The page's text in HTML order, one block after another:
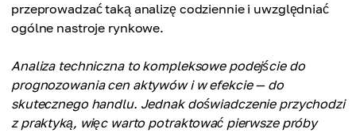
przeprowadzać taką analizę codziennie i uwzględniać
ogólne nastroje rynkowe.
Analiza techniczna to kompleksowe podejście do
prognozowania cen aktywów i w efekcie — do
skutecznego handlu. Jednak doświadczenie przychodzi
z praktyką, więc warto potraktować pierwsze próby